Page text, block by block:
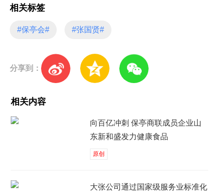
相关标签
#保亭会# #张国贤#
分享到：
相关内容
向百亿冲刺 保亭商联成员企业山
东新和盛发力健康食品
原创
大张公司通过国家级服务业标准化